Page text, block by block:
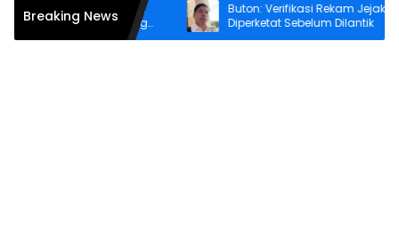
Breaking News
Akses Keuangan
Kelang, BRI Dorong
Kepulauan
Buton: Verifikasi Rekam Jejak ASN
Diperketat Sebelum Dilantik